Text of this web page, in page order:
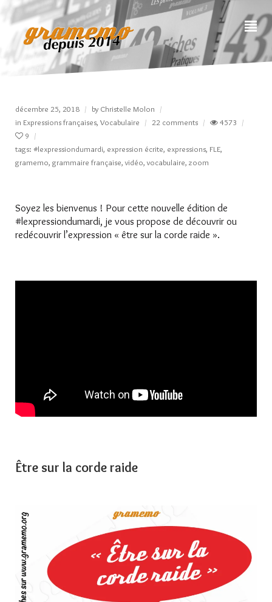
décembre 25, 2018 by Christelle Molon
in Expressions françaises, Vocabulaire 22 comments
4573
9
tags: #lexpressiondumardi, expression écrite, expressions, FLE,
gramemo, grammaire française,vidéo,vocabulaire, zoom
Soyez les bienvenus ! Pour cette nouvelle édition de
#lexpressiondumardi, je vous propose de découvrir ou
redécouvrir l’expression « être sur la corde raide ».
Être sur la corde raide